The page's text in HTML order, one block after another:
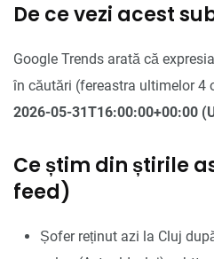
De ce vezi acest
Google Trends arată că expresia
în căutări (fereastra ultimelor 4
2026-05-31T16:00:00+00:00
Ce știm din știrile
feed)
Șofer reținut azi la Cluj